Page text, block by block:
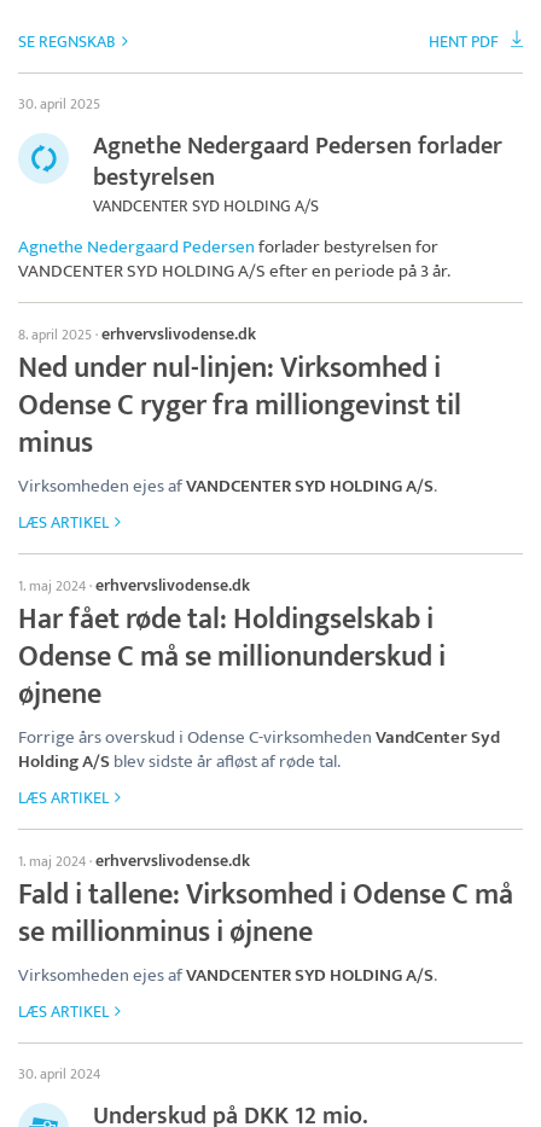
SE REGNSKAB HENT PDF
30. april 2025
Agnethe Nedergaard Pedersen forlader
bestyrelsen
VANDCENTER SYD HOLDING A/S
Agnethe Nedergaard Pedersenforlader bestyrelsen for
VANDCENTER SYD HOLDING A/Sefter en periode på 3 år.
8. april 2025·erhvervslivodense.dk
Ned under nul-linjen: Virksomhed i
Odense C ryger fra milliongevinst til
minus
Virksomheden ejes afVANDCENTER SYD HOLDING A/S.
LÆS ARTIKEL
1. maj 2024·erhvervslivodense.dk
Har fået røde tal: Holdingselskab i
Odense C må se millionunderskud i
øjnene
Forrige års overskud i Odense C-virksomhedenVandCenter Syd
Holding A/Sblev sidste år afløst af røde tal.
LÆS ARTIKEL
1. maj 2024·erhvervslivodense.dk
Fald i tallene: Virksomhed i Odense C må
se millionminus i øjnene
Virksomheden ejes afVANDCENTER SYD HOLDING A/S.
LÆS ARTIKEL
30. april 2024
Underskud på DKK 12 mio.